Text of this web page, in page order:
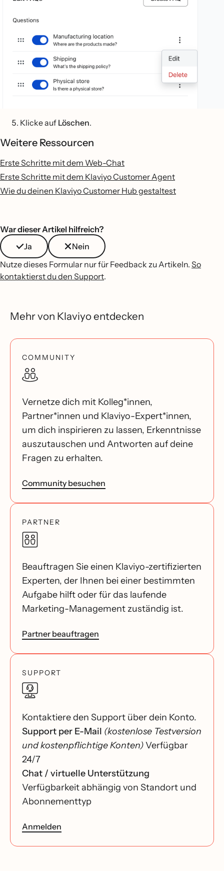
Klicke auf Löschen.
Weitere Ressourcen
Erste Schritte mit dem Web-Chat
Erste Schritte mit dem Klaviyo Customer Agent
Wie du deinen Klaviyo Customer Hub gestaltest
War dieser Artikel hilfreich?
Ja
Nein
Nutze dieses Formular nur für Feedback zu Artikeln. So
kontaktierst du den Support.
Mehr von Klaviyo entdecken
COMMUNITY
Vernetze dich mit Kolleg*innen,
Partner*innen und Klaviyo-Expert*innen,
um dich inspirieren zu lassen, Erkenntnisse
auszutauschen und Antworten auf deine
Fragen zu erhalten.
Community besuchen
PARTNER
Beauftragen Sie einen Klaviyo-zertifizierten
Experten, der Ihnen bei einer bestimmten
Aufgabe hilft oder für das laufende
Marketing-Management zuständig ist.
Partner beauftragen
SUPPORT
Kontaktiere den Support über dein Konto.
Support per E-Mail (kostenlose Testversion
und kostenpflichtige Konten)Verfügbar
24/7
Chat / virtuelle Unterstützung
Verfügbarkeit abhängig von Standort und
Abonnementtyp
Anmelden